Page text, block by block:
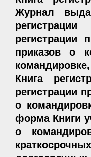
Журнал
регистрации
приказов о
Книга
регистрации
о
форма Книги
о